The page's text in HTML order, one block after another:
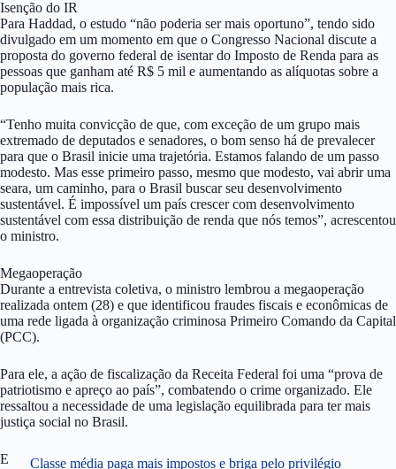
Isenção do IR
Para Haddad, o estudo “não poderia ser mais oportuno”, tendo sido
divulgado em um momento em que o Congresso Nacional discute a
proposta do governo federal de isentar do Imposto de Renda para as
pessoas que ganham até R$ 5 mil e aumentando as alíquotas sobre a
população mais rica.
“Tenho muita convicção de que, com exceção de um grupo mais
extremado de deputados e senadores, o bom senso há de prevalecer
para que o Brasil inicie uma trajetória. Estamos falando de um passo
modesto. Mas esse primeiro passo, mesmo que modesto, vai abrir uma
seara, um caminho, para o Brasil buscar seu desenvolvimento
sustentável. É impossível um país crescer com desenvolvimento
sustentável com essa distribuição de renda que nós temos”, acrescentou
o ministro.
Megaoperação
Durante a entrevista coletiva, o ministro lembrou a megaoperação
realizada ontem (28) e que identificou fraudes fiscais e econômicas de
uma rede ligada à organização criminosa Primeiro Comando da Capital
(PCC).
Para ele, a ação de fiscalização da Receita Federal foi uma “prova de
patriotismo e apreço ao país”, combatendo o crime organizado. Ele
ressaltou a necessidade de uma legislação equilibrada para ter mais
justiça social no Brasil.
Classe média paga mais impostos e briga pelo privilégio
E